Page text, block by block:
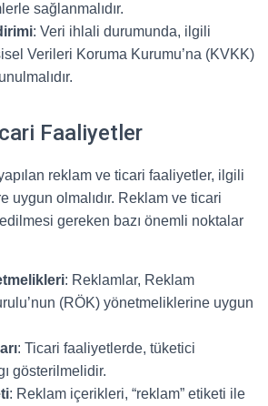
sağlanmalıdır.
: Veri ihlali durumunda, ilgili
Verileri Koruma Kurumu’na (KVKK)
Faaliyetler
reklam ve ticari faaliyetler, ilgili
uygun olmalıdır. Reklam ve ticari
gereken bazı önemli noktalar
: Reklamlar, Reklam
(RÖK) yönetmeliklerine uygun
: Ticari faaliyetlerde, tüketici
gösterilmelidir.
: Reklam içerikleri, “reklam” etiketi ile